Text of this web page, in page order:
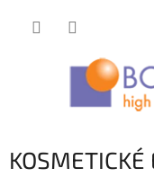
KOSMETICKÉ